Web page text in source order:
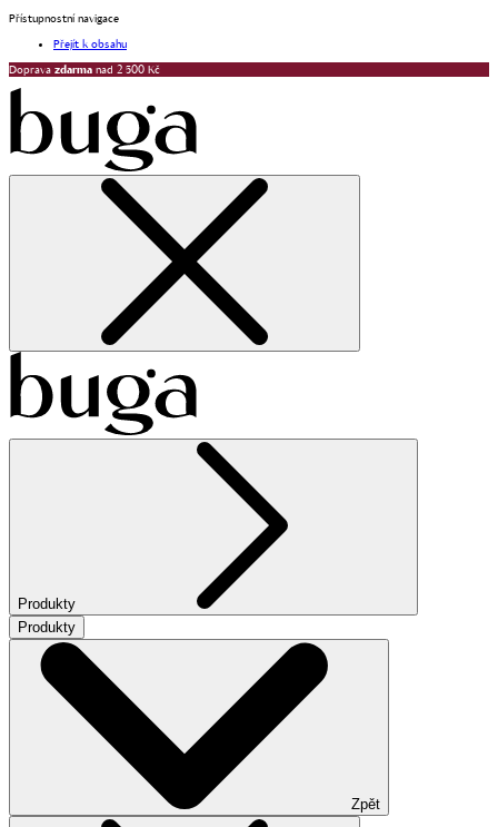
Přístupnostní navigace
Přejít k obsahu
Doprava zdarma nad 2 500 Kč
Produkty
Produkty
Zpět